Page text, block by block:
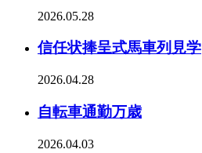
2026.05.28
信任状捧呈式馬車列見学
2026.04.28
自転車通勤万歳
2026.04.03